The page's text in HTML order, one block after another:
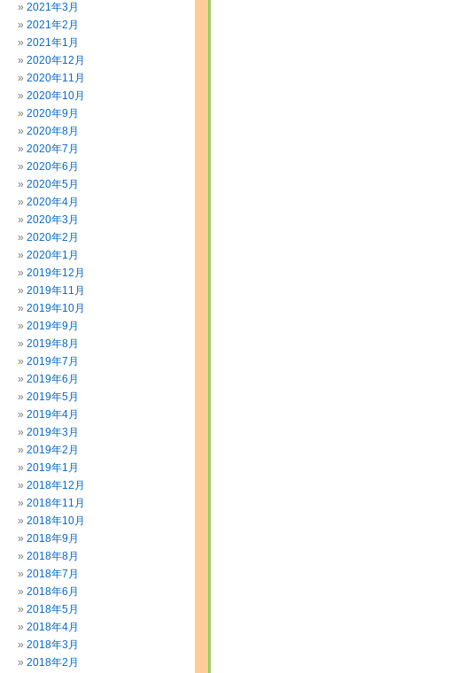
2021年3月
2021年2月
2021年1月
2020年12月
2020年11月
2020年10月
2020年9月
2020年8月
2020年7月
2020年6月
2020年5月
2020年4月
2020年3月
2020年2月
2020年1月
2019年12月
2019年11月
2019年10月
2019年9月
2019年8月
2019年7月
2019年6月
2019年5月
2019年4月
2019年3月
2019年2月
2019年1月
2018年12月
2018年11月
2018年10月
2018年9月
2018年8月
2018年7月
2018年6月
2018年5月
2018年4月
2018年3月
2018年2月